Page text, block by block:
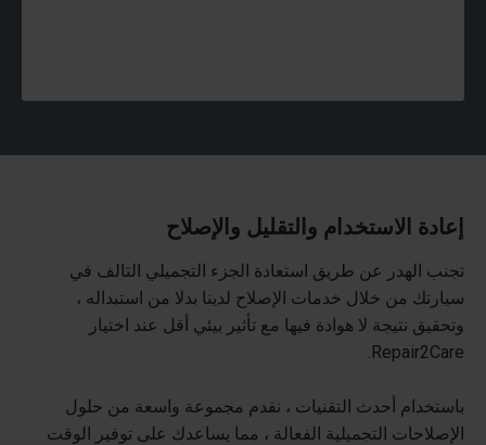
إعادة الاستخدام والتقليل والإصلاح
تجنب الهدر عن طريق استعادة الجزء التجميلي التالف في
سيارتك من خلال خدمات الإصلاح لدينا بدلا من استبداله ،
وتحقيق نتيجة لا هوادة فيها مع تأثير بيئي أقل عند اختيار
Repair2Care.
باستخدام أحدث التقنيات ، نقدم مجموعة واسعة من حلول
الإصلاحات التجميلية الفعالة ، مما يساعدك على توفير الوقت